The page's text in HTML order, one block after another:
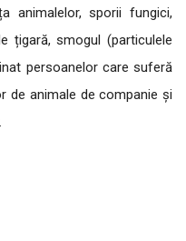
animalelor, sporii fungici,
țigară, smogul (particulele
persoanelor care suferă
de animale de companie și